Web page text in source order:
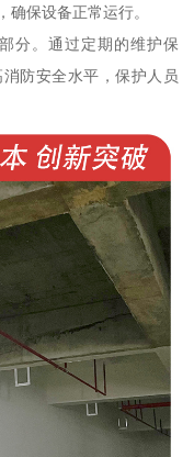
保设备正常运行。
分。通过定期的维护保
防安全水平，保护人员